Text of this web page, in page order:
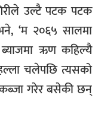
उल्टै पटक पटक
‘म २०६५ सालमा
ब्याजमा ऋण कहिल्यै
चलेपछि त्यसको
कब्जा गरेर बसेकी छन्